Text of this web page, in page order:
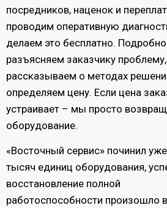
посредников, наценок и
проводим оперативную
делаем это бесплатно. Подробно
разъясняем заказчику проблему,
рассказываем о методах
определяем цену. Если цена
устраивает – мы просто
оборудование.
«Восточный сервис» починил
тысяч единиц оборудования,
восстановление полной
работоспособности произошло